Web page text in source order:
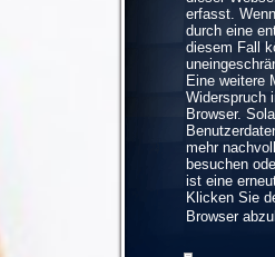
erfasst.
durch eine
diesem Fall
Eine weitere
Widerspruch
Browser.
mehr
besuchen
ist eine
Klicken Sie
Browser